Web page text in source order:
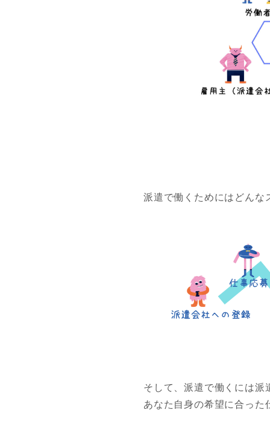
派遣で働くためにはどんな
そして、派遣で働くには派
あなた自身の希望に合った